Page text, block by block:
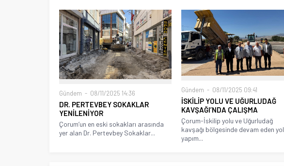
Gündem 08/11/2025 14:36
DR. PERTEVBEY SOKAKLAR
YENİLENİYOR
Çorum’un en eski sokakları arasında
yer alan Dr. Pertevbey Sokaklar...
Gündem 08/11/2025 09:41
İSKİLİP YOLU VE UĞURLUDAĞ
KAVŞAĞI’NDA ÇALIŞMA
Çorum-İskilip yolu ve Uğurludağ
kavşağı bölgesinde devam eden yol
yapım...